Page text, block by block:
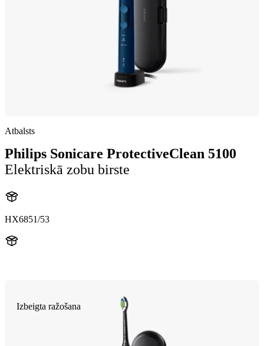
Atbalsts
Philips Sonicare ProtectiveClean 5100
Elektriskā zobu birste
HX6851/53
Izbeigta ražošana